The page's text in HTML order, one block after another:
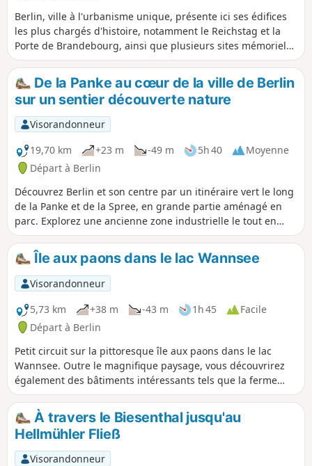
Berlin, ville à l'urbanisme unique, présente ici ses édifices
les plus chargés d'histoire, notamment le Reichstag et la
Porte de Brandebourg, ainsi que plusieurs sites mémoriels.
La gare centrale, au départ, et l'Alexander Platz, à l'arrivée,
donnent à voir de belles réalisations de l'architecture
moderne.
De la Panke au cœur de la ville de Berlin
sur un sentier découverte nature
Visorandonneur
19,70 km
+23 m -49 m 5h 40
Moyenne
Départ à Berlin
Découvrez Berlin et son centre par un itinéraire vert le long
de la Panke et de la Spree, en grande partie aménagé en
parc. Explorez une ancienne zone industrielle le tout en
suivant un parcours qui longe un ruisseau, un étang, un
canal et même une ancienne voie navigable royale. Profitez
d'une occasion unique de traverser Berlin à pied sur un
chemin presque entièrement piétonnier.
Île aux paons dans le lac Wannsee
Visorandonneur
5,73 km
+38 m -43 m 1h 45
Facile
Départ à Berlin
Petit circuit sur la pittoresque île aux paons dans le lac
Wannsee. Outre le magnifique paysage, vous découvrirez
également des bâtiments intéressants tels que la ferme
laitière et le château. Vous pourrez également observer les
paons qui vivent ici, certains se déplaçant librement sur
l'île, d'autres vivant dans des volières.Remarque : la
traversée vers l'île est payante.
À travers le Biesenthal jusqu'au
Hellmühler Fließ
Visorandonneur